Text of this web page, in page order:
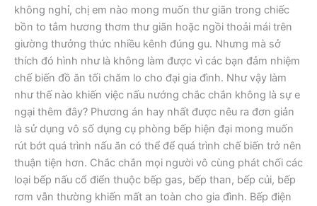
không nghỉ, chị em nào mong muốn thư giãn trong chiếc
bồn to tắm hương thơm thư giãn hoặc ngồi thoải mái trên
giường thưởng thức nhiều kênh đúng gu. Nhưng mà sở
thích đó hình như là không làm được vì các bạn đảm nhiệm
chế biến đồ ăn tối chăm lo cho đại gia đình. Như vậy làm
như thế nào khiến việc nấu nướng chắc chắn không là sự e
ngại thêm đây? Phương án hay nhất được nêu ra đơn giản
là sử dụng vô số dụng cụ phòng bếp hiện đại mong muốn
rút bớt quá trình nấu ăn có thể để quá trình chế biến trở nên
thuận tiện hơn. Chắc chắn mọi người vô cùng phát chối các
loại bếp nấu cổ điển thuộc bếp gas, bếp than, bếp củi, bếp
rơm vẫn thường khiến mất an toàn cho gia đình. Bếp điện